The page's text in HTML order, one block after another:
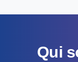
Qui